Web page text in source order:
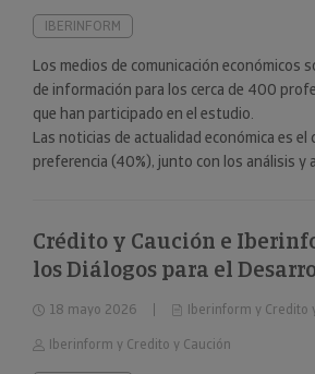
IBERINFORM
Los medios de comunicación económicos
de información para los cerca de 400
que han participado en el estudio.
Las noticias de actualidad económica es el
preferencia (40%), junto con los análisis y
Crédito y Caución e
los Diálogos para el
18 mayo 2026
Iberinform y Credito
Iberinform y Credito y Caución